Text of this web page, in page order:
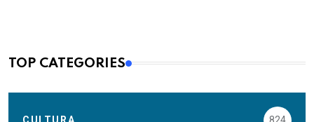
TOP CATEGORIES